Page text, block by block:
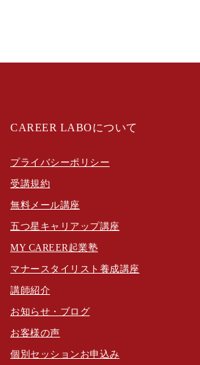
CAREER LABOについて
プライバシーポリシー
受講規約
無料メール講座
五つ星キャリアップ講座
MY CAREER起業塾
マナースタイリスト養成講座
講師紹介
お知らせ・ブログ
お客様の声
個別セッションお申込み